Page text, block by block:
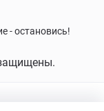
- остановись!